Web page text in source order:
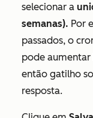
selecionar a
semanas). Por
passados, o
pode aumentar
então gatilho
resposta.